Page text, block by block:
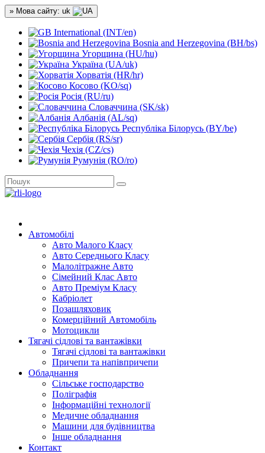
» Мова сайту: uk
International (INT/en)
Bosnia and Herzegovina (BH/bs)
Угорщина (HU/hu)
Україна (UA/uk)
Хорватія (HR/hr)
Косово (KO/sq)
Росія (RU/ru)
Словаччина (SK/sk)
Албанія (AL/sq)
Республіка Білорусь (BY/be)
Сербія (RS/sr)
Чехія (CZ/cs)
Румунія (RO/ro)
Автомобілі
Авто Малого Класу
Авто Середнього Класу
Малолітражне Авто
Сімейний Клас Авто
Авто Преміум Класу
Кабріолет
Позашляховик
Комерційний Автомобіль
Мотоцикли
Тягачі сідлові та вантажівки
Тягачі сідлові та вантажівки
Причепи та напівпричепи
Обладнання
Сільське господарство
Поліграфія
Інформаційні технології
Медичне обладнання
Машини для будівництва
Інше обладнання
Контакт